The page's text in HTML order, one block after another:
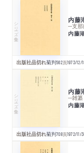
シリーズ・全集 内藤
─支
内藤
出版社品切れ菊判562頁1973/12/
シリーズ・全集 内藤
─雑
内藤
出版社品切れ菊判708頁1972/11/